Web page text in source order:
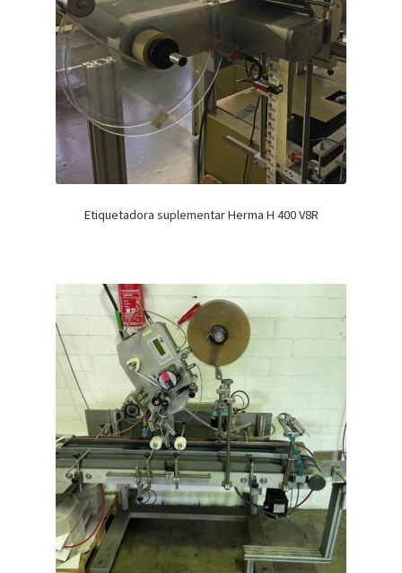
Etiquetadora suplementar Herma H 400 V8R